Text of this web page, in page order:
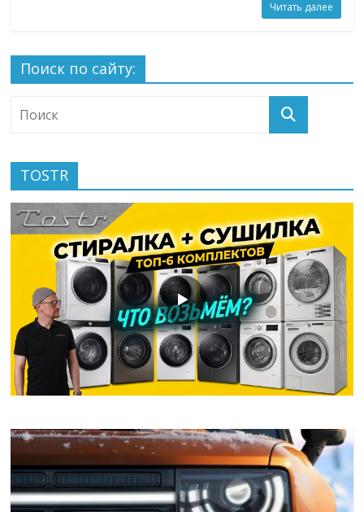
Читать далее
Поиск по сайту:
TOSTR